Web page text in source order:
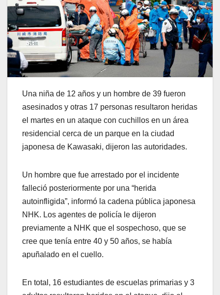
Una niña de 12 años y un hombre de 39 fueron
asesinados y otras 17 personas resultaron heridas
el martes en un ataque con cuchillos en un área
residencial cerca de un parque en la ciudad
japonesa de Kawasaki, dijeron las autoridades.
Un hombre que fue arrestado por el incidente
falleció posteriormente por una “herida
autoinfligida”, informó la cadena pública japonesa
NHK. Los agentes de policía le dijeron
previamente a NHK que el sospechoso, que se
cree que tenía entre 40 y 50 años, se había
apuñalado en el cuello.
En total, 16 estudiantes de escuelas primarias y 3